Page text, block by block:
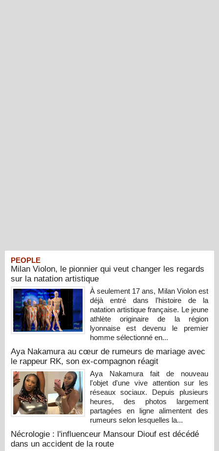
PEOPLE
Milan Violon, le pionnier qui veut changer les regards
sur la natation artistique
À seulement 17 ans, Milan Violon est
déjà entré dans l’histoire de la
natation artistique française. Le jeune
athlète originaire de la région
lyonnaise est devenu le premier
homme sélectionné en...
Aya Nakamura au cœur de rumeurs de mariage avec
le rappeur RK, son ex-compagnon réagit
Aya Nakamura fait de nouveau
l'objet d'une vive attention sur les
réseaux sociaux. Depuis plusieurs
heures, des photos largement
partagées en ligne alimentent des
rumeurs selon lesquelles la...
Nécrologie : l'influenceur Mansour Diouf est décédé
dans un accident de la route